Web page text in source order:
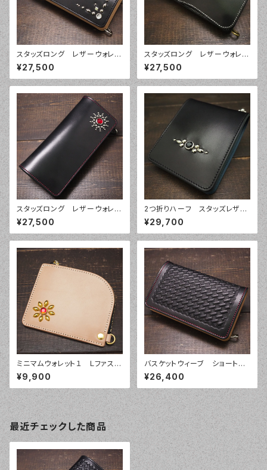
スタッズロング レザーウォレッ
ト029
¥27,500
スタッズロング レザーウォレッ
ト067
¥27,500
スタッズロング レザーウォレッ
ト028
¥27,500
2つ折りハーフ スタッズレザー
ウォレット037
¥29,700
ミニマムウォレット１ Ｌファスナ
ー フラワースタッズ コインケー
ス
¥9,900
バスケットウィーブ ショートウ
ォレット タイプ１
¥26,400
最近チェックした商品